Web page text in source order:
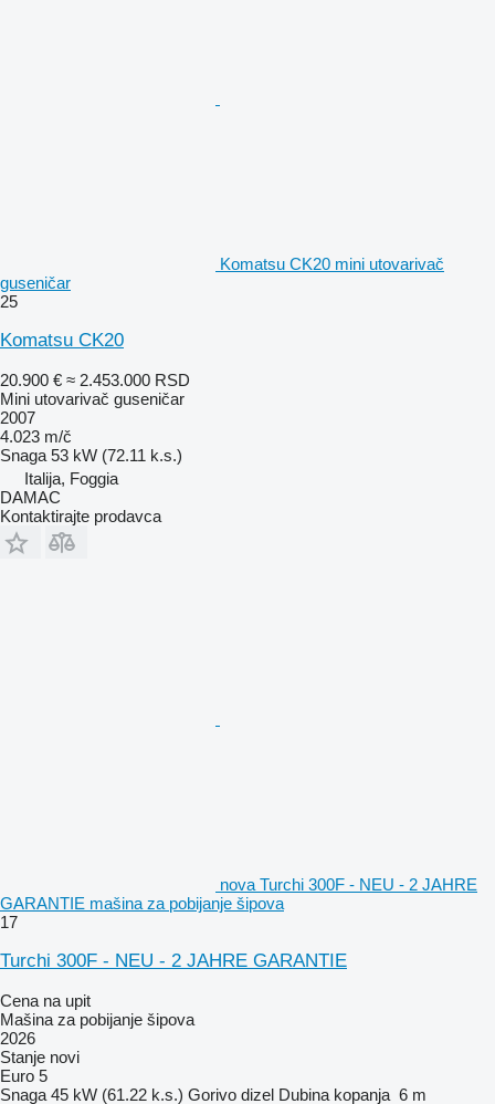
Komatsu CK20 mini utovarivač
guseničar
25
Komatsu CK20
20.900 € ≈ 2.453.000 RSD
Mini utovarivač guseničar
2007
4.023 m/č
Snaga 53 kW (72.11 k.s.)
Italija, Foggia
DAMAC
Kontaktirajte prodavca
nova Turchi 300F - NEU - 2 JAHRE
GARANTIE mašina za pobijanje šipova
17
Turchi 300F - NEU - 2 JAHRE GARANTIE
Cena na upit
Mašina za pobijanje šipova
2026
Stanje novi
Euro 5
Snaga 45 kW (61.22 k.s.) Gorivo dizel Dubina kopanja 6 m